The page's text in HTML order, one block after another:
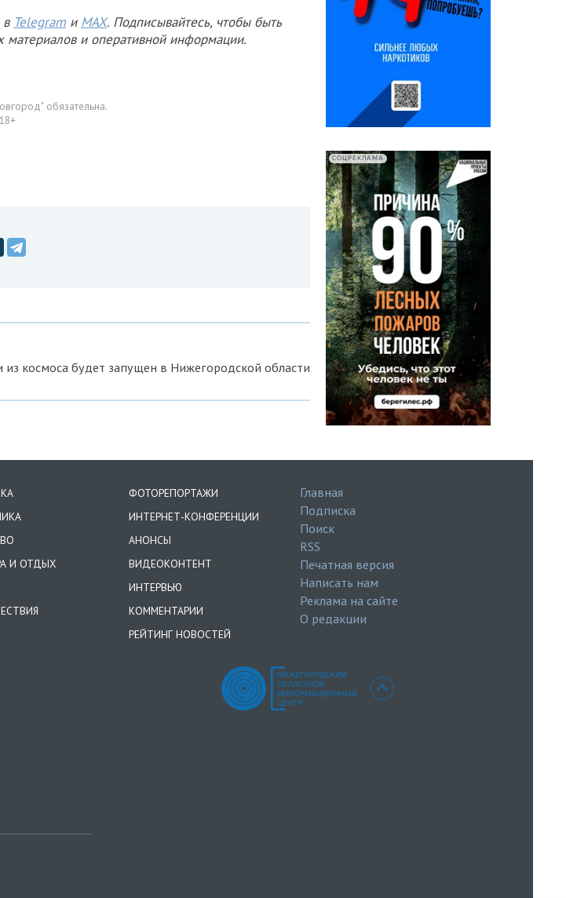
в Telegram и MAX. Подписывайтесь, чтобы быть
материалов и оперативной информации.
обязательна.
космоса будет запущен в Нижегородской области
СОЦРЕКЛАМА
И ОТДЫХ
ФОТОРЕПОРТАЖИ
ИНТЕРНЕТ-КОНФЕРЕНЦИИ
АНОНСЫ
ВИДЕОКОНТЕНТ
ИНТЕРВЬЮ
КОММЕНТАРИИ
РЕЙТИНГ НОВОСТЕЙ
Главная
Подписка
Поиск
RSS
Печатная версия
Написать нам
Реклама на сайте
О редакции